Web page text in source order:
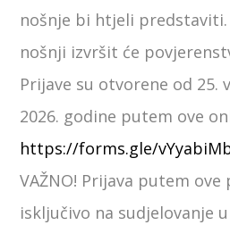
nošnje bi htjeli
nošnji izvršit će
Prijave su otvorene od 25.
2026. godine putem ove
https://forms.gle/
VAŽNO! Prijava putem
isključivo na sudjelovanje